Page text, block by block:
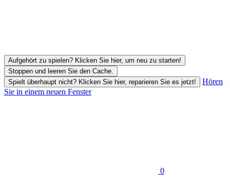
Aufgehört zu spielen? Klicken Sie hier, um neu zu starten!
Stoppen und leeren Sie den Cache.
Spielt überhaupt nicht? Klicken Sie hier, reparieren Sie es jetzt!
Hören
Sie in einem neuen Fenster
0